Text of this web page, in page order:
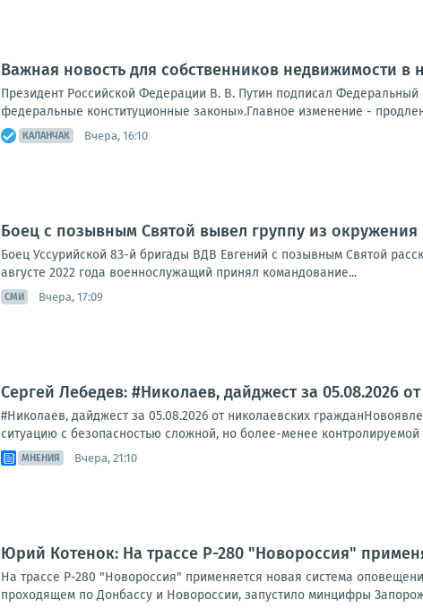
Важная новость для собственников недвижимости в
Президент Российской Федерации В. В. Путин подписал
федеральные конституционные законы».Главное изменение -
КАЛАНЧАК Вчера, 16:10
Боец с позывным Святой вывел группу из
Боец Уссурийской 83-й бригады ВДВ Евгений с позывным Святой
августе 2022 года военнослужащий принял командование...
СМИ Вчера, 17:09
Сергей Лебедев: #Николаев, дайджест за 05.08.2026
#Николаев, дайджест за 05.08.2026 от николаевских
ситуацию с безопасностью сложной, но более-менее
МНЕНИЯ Вчера, 21:10
Юрий Котенок: На трассе Р-280 "Новороссия"
На трассе Р-280 "Новороссия" применяется новая система
проходящем по Донбассу и Новороссии, запустило минцифры